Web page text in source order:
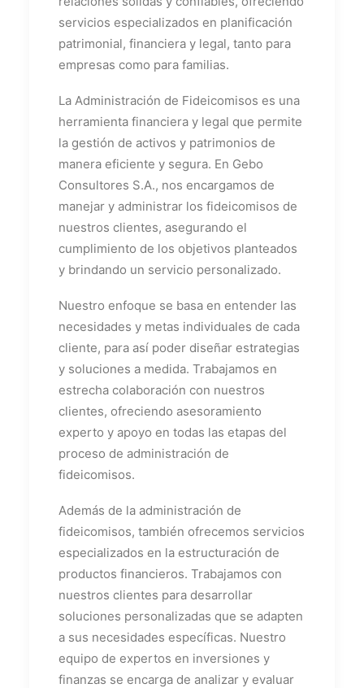
servicios especializados en planificación
patrimonial, financiera y legal, tanto para
empresas como para familias.
La Administración de Fideicomisos es una
herramienta financiera y legal que permite
la gestión de activos y patrimonios de
manera eficiente y segura. En Gebo
Consultores S.A., nos encargamos de
manejar y administrar los fideicomisos de
nuestros clientes, asegurando el
cumplimiento de los objetivos planteados
y brindando un servicio personalizado.
Nuestro enfoque se basa en entender las
necesidades y metas individuales de cada
cliente, para así poder diseñar estrategias
y soluciones a medida. Trabajamos en
estrecha colaboración con nuestros
clientes, ofreciendo asesoramiento
experto y apoyo en todas las etapas del
proceso de administración de
fideicomisos.
Además de la administración de
fideicomisos, también ofrecemos servicios
especializados en la estructuración de
productos financieros. Trabajamos con
nuestros clientes para desarrollar
soluciones personalizadas que se adapten
a sus necesidades específicas. Nuestro
equipo de expertos en inversiones y
finanzas se encarga de analizar y evaluar